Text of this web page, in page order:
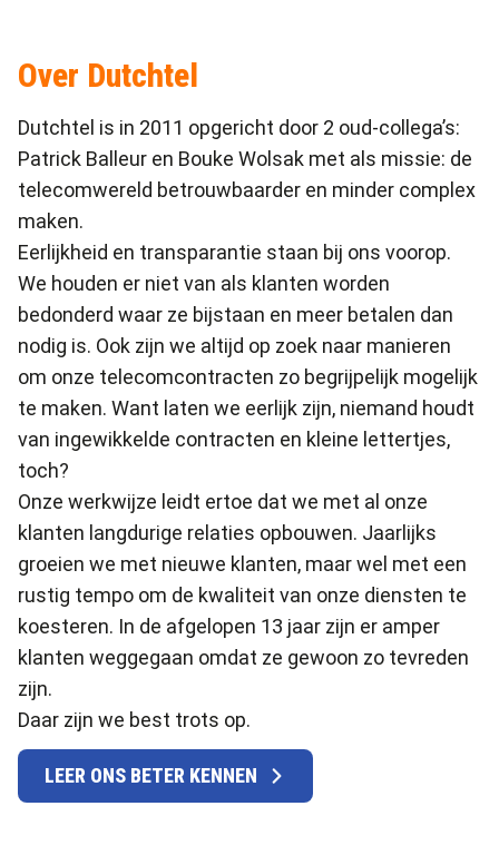
Over Dutchtel
Dutchtel is in 2011 opgericht door 2 oud-collega’s:
Patrick Balleur en Bouke Wolsak met als missie: de
telecomwereld betrouwbaarder en minder complex
maken.
Eerlijkheid en transparantie staan bij ons voorop.
We houden er niet van als klanten worden
bedonderd waar ze bijstaan en meer betalen dan
nodig is. Ook zijn we altijd op zoek naar manieren
om onze telecomcontracten zo begrijpelijk mogelijk
te maken. Want laten we eerlijk zijn, niemand houdt
van ingewikkelde contracten en kleine lettertjes,
toch?
Onze werkwijze leidt ertoe dat we met al onze
klanten langdurige relaties opbouwen. Jaarlijks
groeien we met nieuwe klanten, maar wel met een
rustig tempo om de kwaliteit van onze diensten te
koesteren. In de afgelopen 13 jaar zijn er amper
klanten weggegaan omdat ze gewoon zo tevreden
zijn.
Daar zijn we best trots op.
LEER ONS BETER KENNEN